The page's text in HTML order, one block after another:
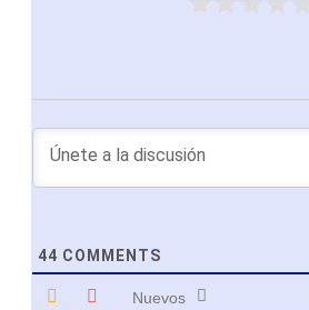
44 COMMENTS
Nuevos